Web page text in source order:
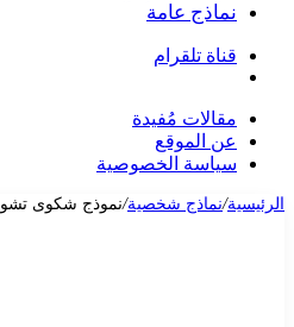
نماذج عامة
قناة تلقرام
مقالات مُفيدة
عن الموقع
سياسة الخصوصية
الرئيسية/نماذج شخصية/نموذج شكوى